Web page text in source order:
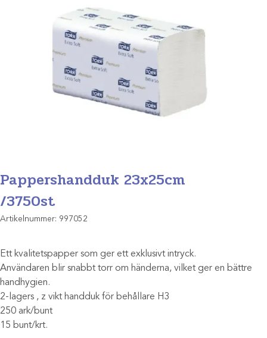
Pappershandduk 23x25cm
/3750st
Artikelnummer: 997052
Ett kvalitetspapper som ger ett exklusivt intryck.
Användaren blir snabbt torr om händerna, vilket ger en bättre
handhygien.
2-lagers , z vikt handduk för behållare H3
250 ark/bunt
15 bunt/krt.